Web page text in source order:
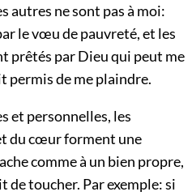
autres ne sont pas à moi:
le vœu de pauvreté, et les
prêtés par Dieu qui peut me
permis de me plaindre.
et personnelles, les
du cœur forment une
comme à un bien propre,
de toucher. Par exemple: si